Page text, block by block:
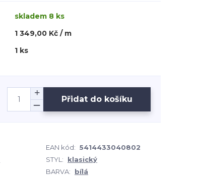
skladem 8 ks
1 349,00 Kč / m
1 ks
Přidat do košíku
EAN kód: 5414433040802
STYL:
klasický
BARVA: bílá